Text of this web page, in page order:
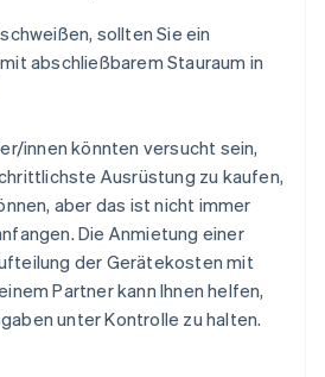
sollten Sie ein
abschließbarem Stauraum in
innen könnten versucht sein,
Ausrüstung zu kaufen,
aber das ist nicht immer
Die Anmietung einer
der Gerätekosten mit
Partner kann Ihnen helfen,
unter Kontrolle zu halten.